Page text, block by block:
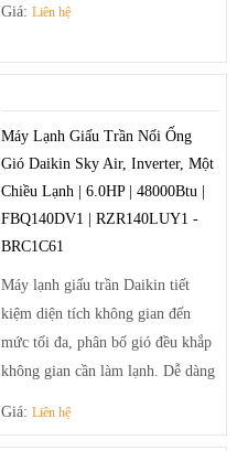
Giá: Liên hệ
Máy Lạnh Giấu Trần Nối Ống
Gió Daikin Sky Air, Inverter, Một
Chiều Lạnh | 6.0HP | 48000Btu |
FBQ140DV1 | RZR140LUY1 -
BRC1C61
Máy lạnh giấu trần Daikin tiết
kiệm diện tích không gian đến
mức tối đa, phân bố gió đều khắp
không gian cần làm lạnh. Dễ dàng
Giá: Liên hệ